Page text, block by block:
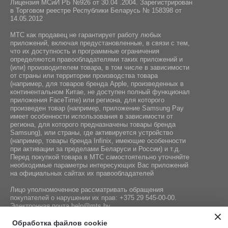
Интерфейс подключения:
USB Type-C
NFC:
Да
Навигация:
GPS / ГЛОНАСС / BeiDou / Galileo
Гироскоп:
Лицензия МСиИ РБ №926 от 30.04 .2004. Зарегистрирован
в Торговом реестре Республики Беларусь № 158398 от
14.05.2012
МТС как продавец не гарантирует работу любых
приложений, включая предустановленные, в связи с тем,
что их доступность и программные ограничения
определяются правообладателями таких приложений и
(или) производителем товара, в том числе в зависимости
от страны или территории производства товара
(например, для товаров бренда Apple, произведенных в
континентальном Китае, не доступен полный функционал
приложения FaceTime) или региона, для которого
произведен товар (например, приложение Samsung Pay
имеет особенности использования в зависимости от
региона, для которого предназначены товары бренда
Samsung), или страны, где активируется устройство
(например, товары бренда Infiniх, имеющие особенности
при активации за пределами Беларуси и России) и т.д.
Перед покупкой товара в МТС самостоятельно уточняйте
необходимые параметры интересующих Вас приложений
на официальных сайтах их правообладателей
Лицо уполномоченное рассматривать обращения
покупателей о нарушении их прав: +375 29 545-00-00.
Электронная почтаhelp@mts.by
Номер телефона работников местных исполнительных и
Обработка файлов cookie